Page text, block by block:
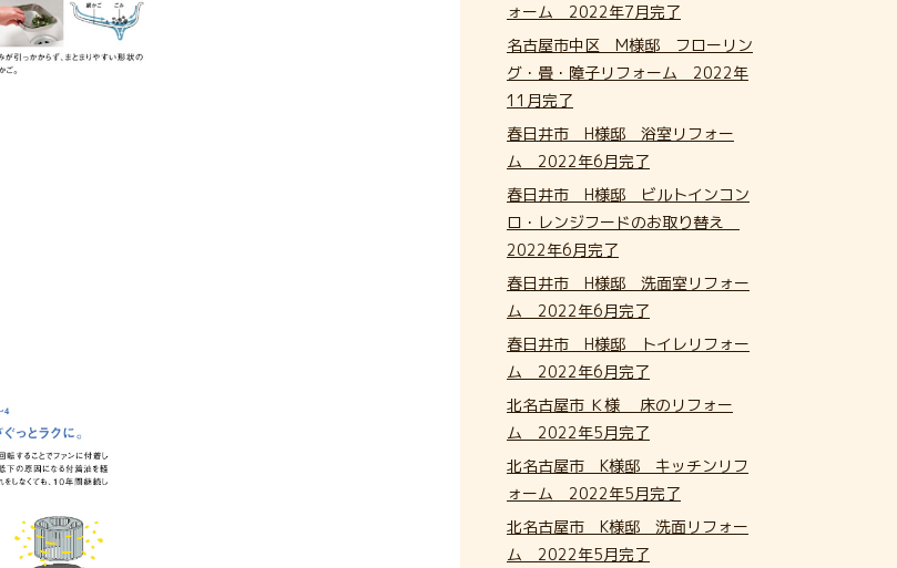
ォーム 2022年7月完了
名古屋市中区 M様邸 フローリン
グ・畳・障子リフォーム 2022年
11月完了
春日井市 H様邸 浴室リフォー
ム 2022年6月完了
春日井市 H様邸 ビルトインコン
ロ・レンジフードのお取り替え
2022年6月完了
春日井市 H様邸 洗面室リフォー
ム 2022年6月完了
春日井市 H様邸 トイレリフォー
ム 2022年6月完了
北名古屋市 Ｋ様 床のリフォー
ム 2022年5月完了
北名古屋市 K様邸 キッチンリフ
ォーム 2022年5月完了
北名古屋市 K様邸 洗面リフォー
ム 2022年5月完了